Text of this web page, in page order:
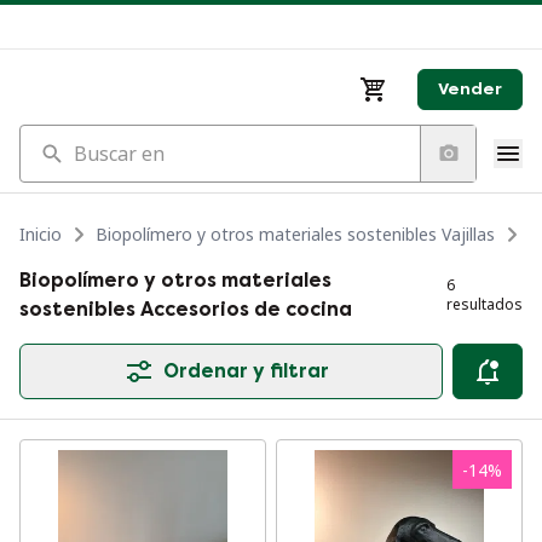
Vender
Buscar en
Inicio Biopolímero y otros materiales sostenibles Vajillas
Biopolímero y otros materiales
sostenibles Accesorios de cocina
6
resultados
Ordenar y filtrar
-14%